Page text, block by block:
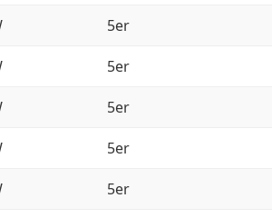
5er
5er
5er
5er
5er